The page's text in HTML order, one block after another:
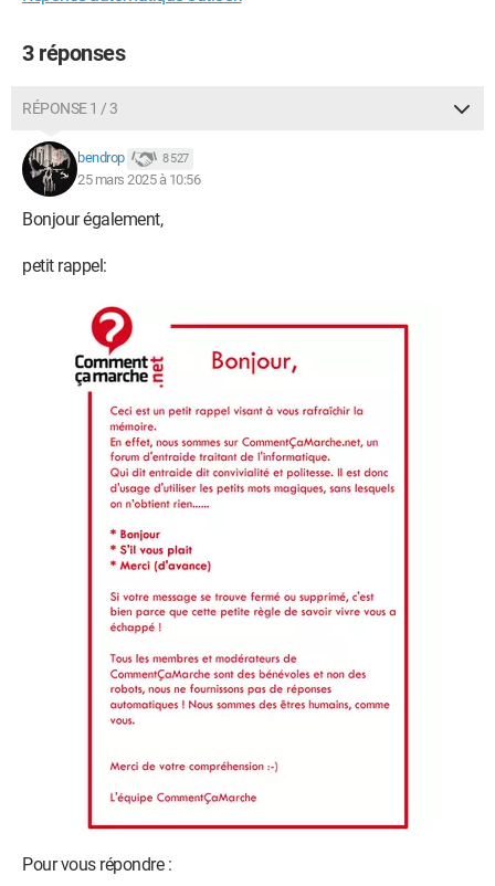
3 réponses
RÉPONSE 1 / 3
bendrop 8 527
25 mars 2025 à 10:56
Bonjour également,
petit rappel:
Pour vous répondre :